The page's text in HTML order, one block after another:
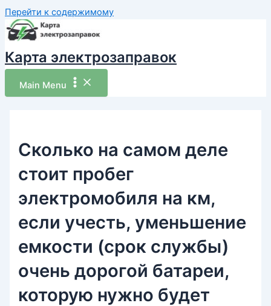
Перейти к содержимому
Карта электрозаправок
Main Menu
Сколько на самом деле
стоит пробег
электромобиля на км,
если учесть, уменьшение
емкости (срок службы)
очень дорогой батареи,
которую нужно будет